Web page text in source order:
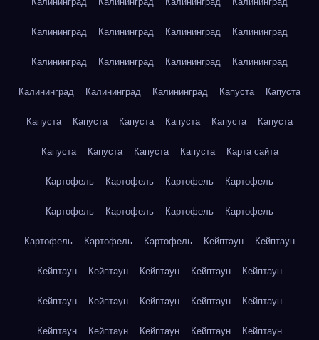
Калининград Калининград Калининград Калининград
Калининград Калининград Калининград Калининград
Калининград Калининград Калининград Капуста Капуста
Капуста Капуста Капуста Капуста Капуста Капуста
Капуста Капуста Капуста Капуста Карта сайта
Картофель Картофель Картофель Картофель
Картофель Картофель Картофель Картофель
Картофель Картофель Картофель Кейптаун Кейптаун
Кейптаун Кейптаун Кейптаун Кейптаун Кейптаун
Кейптаун Кейптаун Кейптаун Кейптаун Кейптаун
Кейптаун Кейптаун Кейптаун Кейптаун Кейптаун